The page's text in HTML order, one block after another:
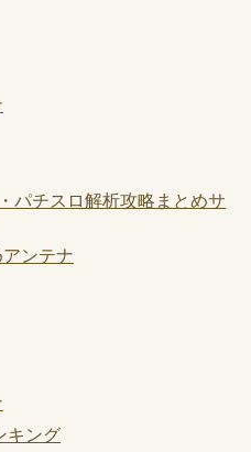
パチスロ解析攻略まとめサ
ンテナ
キング